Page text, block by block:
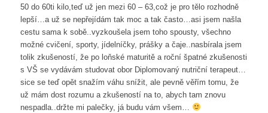
50 do 60ti kilo,teď už jen mezi 60 – 63,což je pro tělo rozhodně
lepší…a už se nepřejídám tak moc a tak často…asi jsem našla
cestu sama k sobě..vyzkoušela jsem toho spousty, všechno
možné cvičení, sporty, jídelníčky, prášky a čaje..nasbírala jsem
tolik zkušeností, že po loňské maturitě a roční špatné zkušenosti
s VŠ se vydávám studovat obor Diplomovaný nutriční terapeut…
sice se teď opět snažím váhu snížit, ale pevně věřím tomu, že
už mám dost rozumu a zkušeností na to, abych tam znovu
nespadla..držte mi palečky, já budu vám všem…